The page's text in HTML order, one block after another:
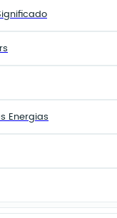
Energias